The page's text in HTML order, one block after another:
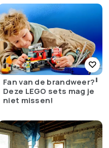
Fan van de brandweer?
Deze LEGO sets mag je
niet missen!